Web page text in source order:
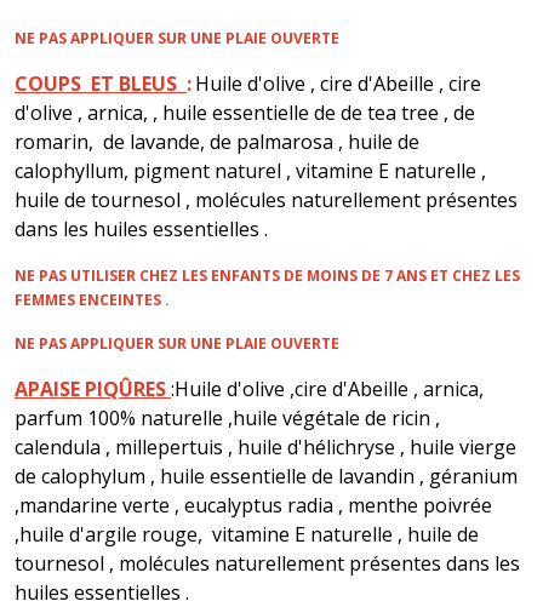
NE PAS APPLIQUER SUR UNE PLAIE OUVERTE
COUPS ET BLEUS :Huile d'olive , cire d'Abeille , cire
d'olive , arnica, , huile essentielle de de tea tree , de
romarin, de lavande, de palmarosa , huile de
calophyllum, pigment naturel , vitamine E naturelle ,
huile de tournesol , molécules naturellement présentes
dans les huiles essentielles .
NE PAS UTILISER CHEZ LES ENFANTS DE MOINS DE 7 ANS ET CHEZ LES
FEMMES ENCEINTES .
NE PAS APPLIQUER SUR UNE PLAIE OUVERTE
APAISE PIQÛRES:Huile d'olive ,cire d'Abeille , arnica,
parfum 100% naturelle ,huile végétale de ricin ,
calendula , millepertuis , huile d'hélichryse , huile vierge
de calophylum , huile essentielle de lavandin , géranium
,mandarine verte , eucalyptus radia , menthe poivrée
,huile d'argile rouge, vitamine E naturelle , huile de
tournesol , molécules naturellement présentes dans les
huiles essentielles .